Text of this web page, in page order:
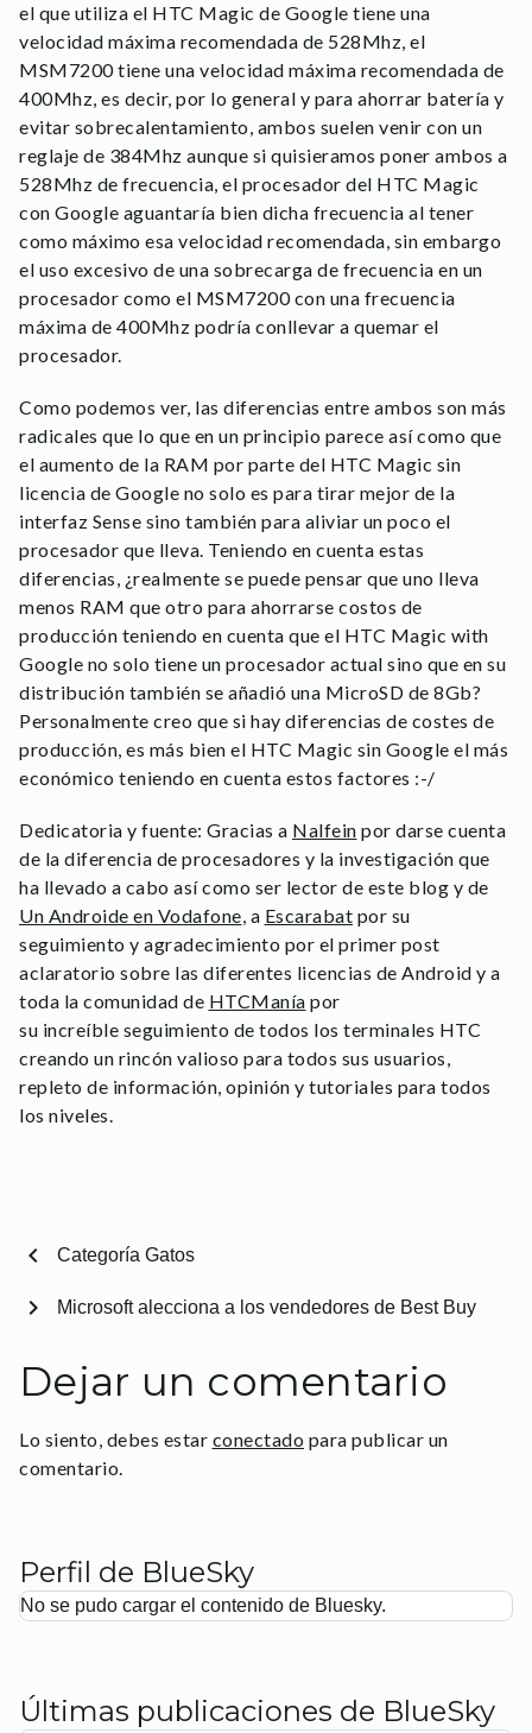
el que utiliza el HTC Magic de Google tiene una
velocidad máxima recomendada de 528Mhz, el
MSM7200 tiene una velocidad máxima recomendada de
400Mhz, es decir, por lo general y para ahorrar batería y
evitar sobrecalentamiento, ambos suelen venir con un
reglaje de 384Mhz aunque si quisieramos poner ambos a
528Mhz de frecuencia, el procesador del HTC Magic
con Google aguantaría bien dicha frecuencia al tener
como máximo esa velocidad recomendada, sin embargo
el uso excesivo de una sobrecarga de frecuencia en un
procesador como el MSM7200 con una frecuencia
máxima de 400Mhz podría conllevar a quemar el
procesador.
Como podemos ver, las diferencias entre ambos son más
radicales que lo que en un principio parece así como que
el aumento de la RAM por parte del HTC Magic sin
licencia de Google no solo es para tirar mejor de la
interfaz Sense sino también para aliviar un poco el
procesador que lleva. Teniendo en cuenta estas
diferencias, ¿realmente se puede pensar que uno lleva
menos RAM que otro para ahorrarse costos de
producción teniendo en cuenta que el HTC Magic with
Google no solo tiene un procesador actual sino que en su
distribución también se añadió una MicroSD de 8Gb?
Personalmente creo que si hay diferencias de costes de
producción, es más bien el HTC Magic sin Google el más
económico teniendo en cuenta estos factores :-/
Dedicatoria y fuente: Gracias a Nalfein por darse cuenta
de la diferencia de procesadores y la investigación que
ha llevado a cabo así como ser lector de este blog y de
Un Androide en Vodafone, a Escarabat por su
seguimiento y agradecimiento por el primer post
aclaratorio sobre las diferentes licencias de Android y a
toda la comunidad de HTCManía por
su increíble seguimiento de todos los terminales HTC
creando un rincón valioso para todos sus usuarios,
repleto de información, opinión y tutoriales para todos
los niveles.
chevron_left Categoría Gatos
Microsoft alecciona a los vendedores de Best Buy
chevron_right
Dejar un comentario
Lo siento, debes estar conectado para publicar un
comentario.
Perfil de BlueSky
No se pudo cargar el contenido de Bluesky.
Últimas publicaciones de BlueSky